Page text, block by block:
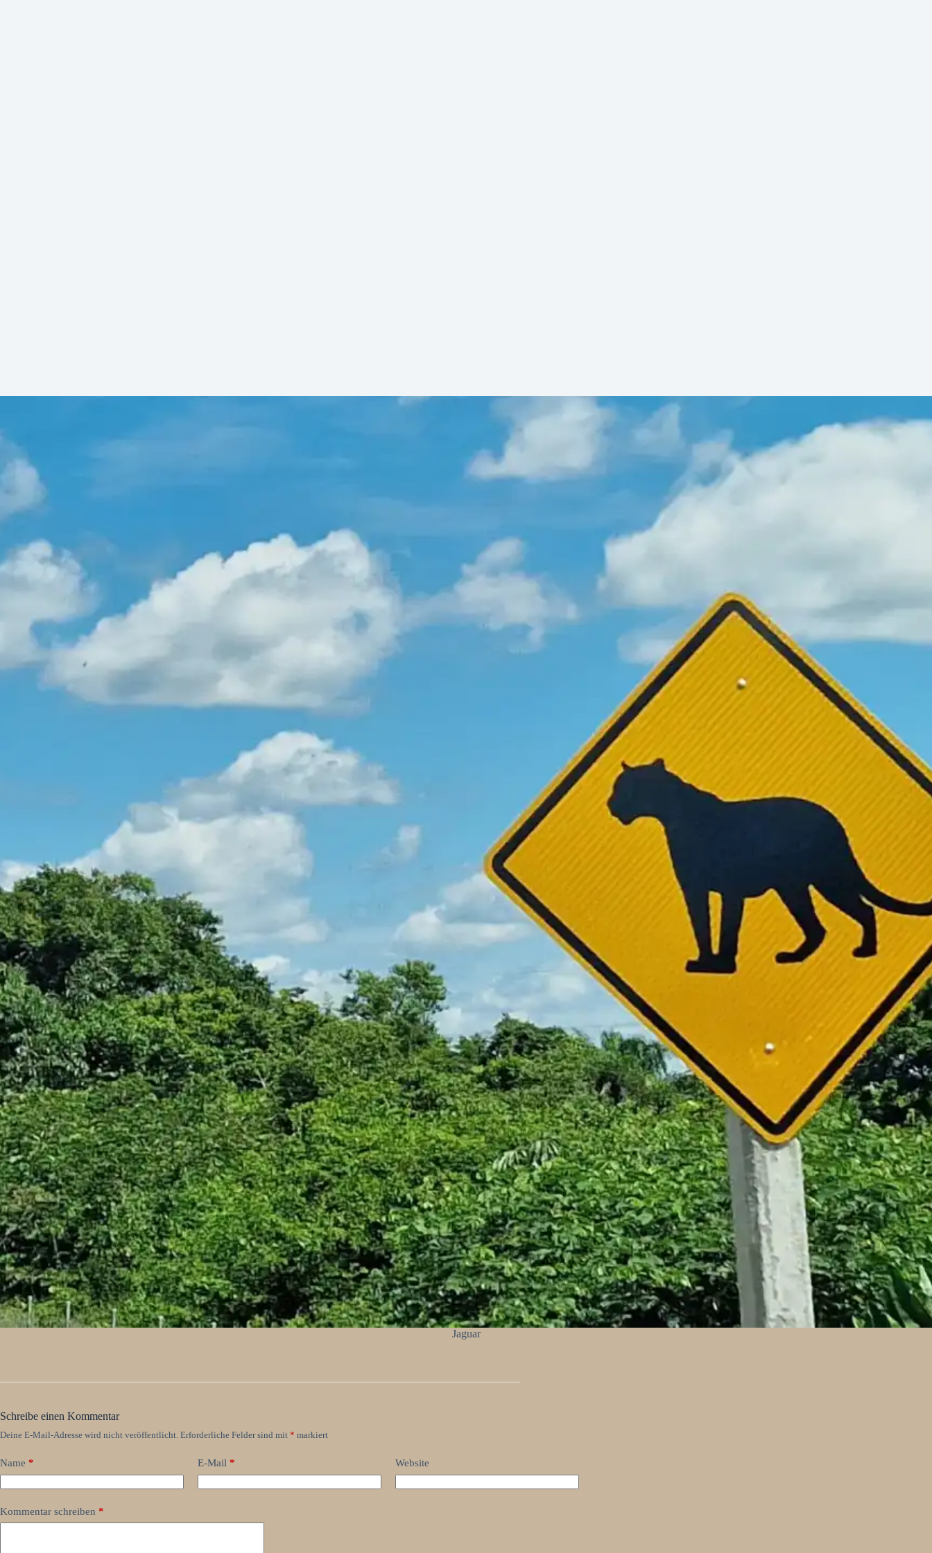
Jaguar
Schreibe einen Kommentar
Deine E-Mail-Adresse wird nicht veröffentlicht. Erforderliche Felder sind mit * markiert
Name * E-Mail * Website
Kommentar schreiben *